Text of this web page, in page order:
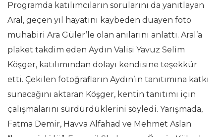
Programda katılımcıların sorularını da yanıtlayan
Aral, geçen yıl hayatını kaybeden duayen foto
muhabiri Ara Güler’le olan anılarını anlattı. Aral’a
plaket takdim eden Aydın Valisi Yavuz Selim
Köşger, katılımından dolayı kendisine teşekkür
etti. Çekilen fotoğrafların Aydın’ın tanıtımına katkı
sunacağını aktaran Köşger, kentin tanıtımı için
çalışmalarını sürdürdüklerini söyledi. Yarışmada,
Fatma Demir, Havva Alfahad ve Mehmet Aslan